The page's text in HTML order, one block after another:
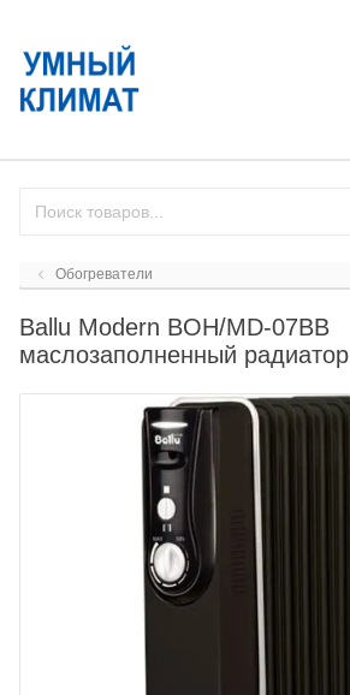
Обогреватели
Ballu Modern BOH/MD-07BB
маслозаполненный радиатор